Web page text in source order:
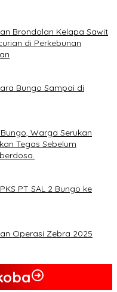
Brondolan Kelapa Sawit
di Perkebunan
Bungo Sampai di
Warga Serukan
Tegas Sebelum
PT SAL 2 Bungo ke
Operasi Zebra 2025